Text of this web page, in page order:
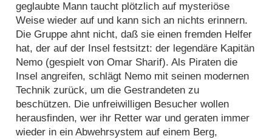
geglaubte Mann taucht plötzlich auf mysteriöse
Weise wieder auf und kann sich an nichts erinnern.
Die Gruppe ahnt nicht, daß sie einen fremden Helfer
hat, der auf der Insel festsitzt: der legendäre Kapitän
Nemo (gespielt von Omar Sharif). Als Piraten die
Insel angreifen, schlägt Nemo mit seinen modernen
Technik zurück, um die Gestrandeten zu
beschützen. Die unfreiwilligen Besucher wollen
herausfinden, wer ihr Retter war und geraten immer
wieder in ein Abwehrsystem auf einem Berg,